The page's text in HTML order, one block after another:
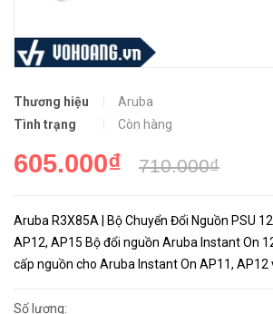
Thương hiệu
Aruba
Tình trạng
Còn hàng
605.000₫ 710.000₫
Aruba R3X85A | Bộ Chuyển Đổi Nguồn PSU
AP12, AP15 Bộ đổi nguồn Aruba Instant On
cấp nguồn cho Aruba Instant On AP11, AP12
lập củ...
Số lượng: